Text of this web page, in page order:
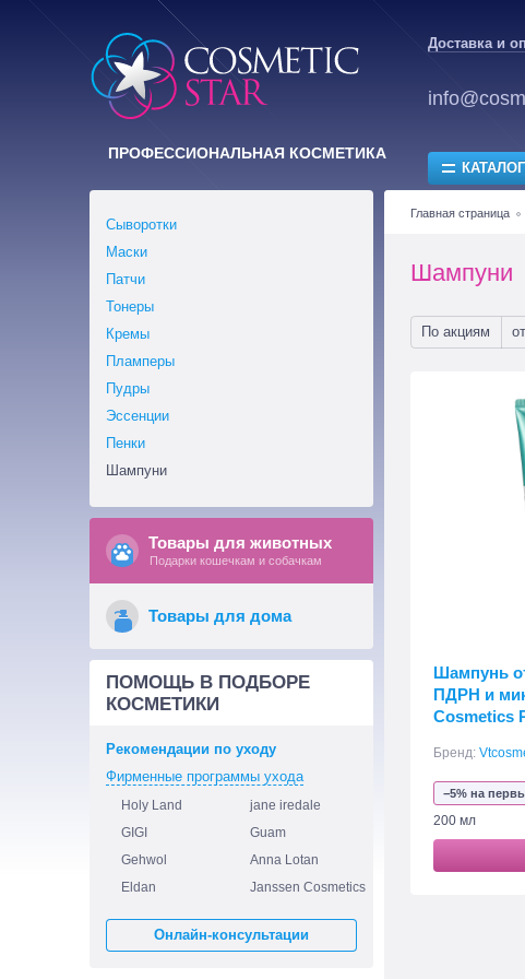
ПРОФЕССИОНАЛЬНАЯ КОСМЕТИКА
Доставка и
КАТАЛОГ
Главная страница
Шампуни
По акциям
Шампунь
ПДРН и
Cosmetics
Бренд:
−5% на
200 мл
Сыворотки
Маски
Патчи
Тонеры
Кремы
Пламперы
Пудры
Эссенции
Пенки
Шампуни
Товары для животных
Подарки кошечкам и собачкам
Товары для дома
ПОМОЩЬ В ПОДБОРЕ
КОСМЕТИКИ
Рекомендации по уходу
Фирменные программы ухода
Holy Land
jane iredale
GIGI
Guam
Gehwol
Anna Lotan
Eldan
Janssen Cosmetics
Онлайн-консультации